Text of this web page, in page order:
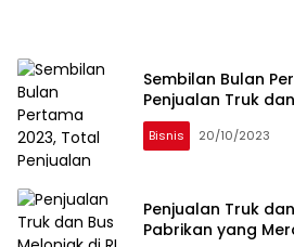
Sembilan Bulan
Penjualan Truk
Bisnis 20/10/2023
Penjualan Truk
Pabrikan yang